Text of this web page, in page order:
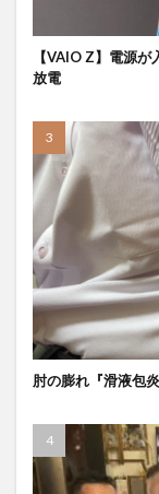
【VAIO Z】電源
放電
肘の膨れ『滑液包